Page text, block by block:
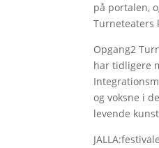
på portalen,
Turneteaters
Opgang2
har tidligere
og voksne i
levende